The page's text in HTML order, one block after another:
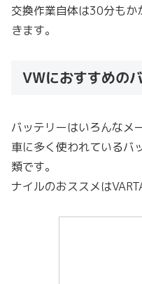
交換作業自体は30分も
きます。
VWにおすすめの
バッテリーはいろんなメ
車に多く使われているバ
類です。
ナイルのおススメは